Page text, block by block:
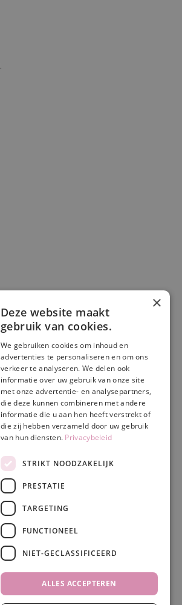
Verzenden en
betalen
Online betalen
Retourneren
Algemene
voorwaarden
Privacy & Cookie
Disclaimer
Volg ons
×
Deze website maakt
gebruik van cookies.
We gebruiken cookies om inhoud en
advertenties te personaliseren en om ons
verkeer te analyseren. We delen ook
informatie over uw gebruik van onze site
met onze advertentie- en analysepartners,
die deze kunnen combineren met andere
informatie die u aan hen heeft verstrekt of
die zij hebben verzameld door uw gebruik
van hun diensten. Privacybeleid
STRIKT NOODZAKELIJK
PRESTATIE
TARGETING
FUNCTIONEEL
NIET-GECLASSIFICEERD
ALLES ACCEPTEREN